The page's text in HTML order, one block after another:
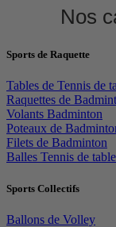
Nos
Sports de Raquette
Tables de Tennis de
Raquettes de
Volants Badminton
Poteaux de
Filets de Badminton
Balles Tennis de table
Sports Collectifs
Ballons de Volley